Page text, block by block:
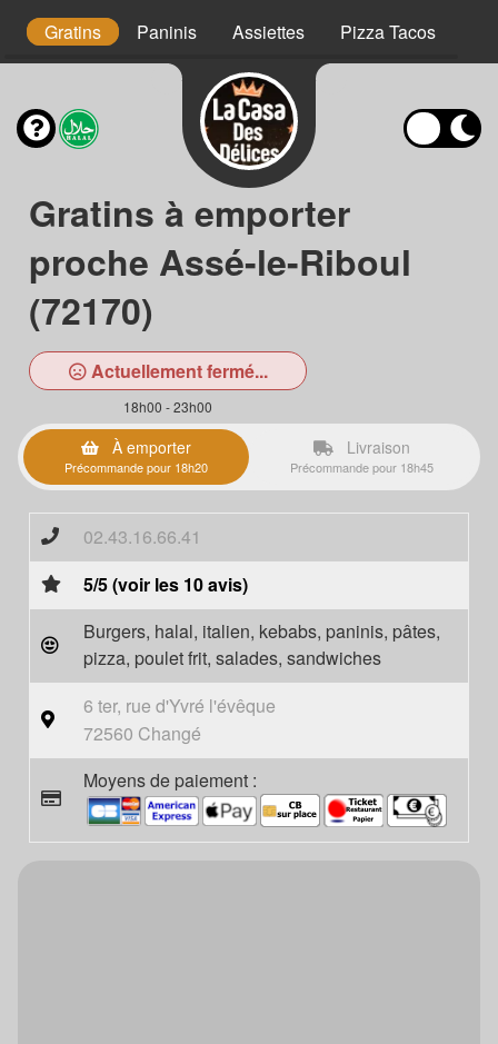
Gratins Paninis Assiettes Pizza Tacos
Gratins à emporter
proche Assé-le-Riboul
(72170)
Actuellement fermé...
18h00 - 23h00
À emporter
Précommande pour 18h20
Livraison
Précommande pour 18h45
02.43.16.66.41
5/5 (voir les 10 avis)
Burgers, halal, italien, kebabs, paninis, pâtes,
pizza, poulet frit, salades, sandwiches
6 ter, rue d'Yvré l'évêque
72560 Changé
Moyens de paiement :